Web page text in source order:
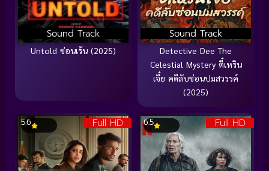
Sound Track
Untold ซ่อนเร้น (2025)
Sound Track
Detective Dee The
Celestial Mystery ตี๋เหริน
เจี๋ย คดีลับซ่อนปมสวรรค์
(2025)
Full HD
5.6 Full HD
6.5